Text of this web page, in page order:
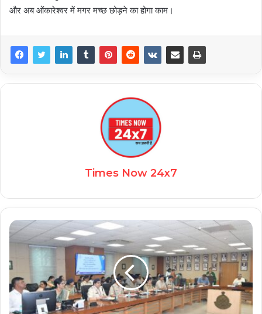
और अब ओंकारेश्वर में मगर मच्छ छोड़ने का होगा काम।
Times Now 24x7